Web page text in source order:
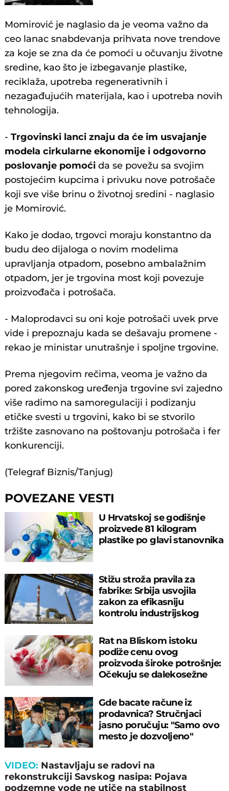
Momirović je naglasio da je veoma važno da
ceo lanac snabdevanja prihvata nove trendove
za koje se zna da će pomoći u očuvanju životne
sredine, kao što je izbegavanje plastike,
reciklaža, upotreba regenerativnih i
nezagađujućih materijala, kao i upotreba novih
tehnologija.
-Trgovinski lanci znaju da će im usvajanje
modela cirkularne ekonomije i odgovorno
poslovanje pomoći da se povežu sa svojim
postojećim kupcima i privuku nove potrošače
koji sve više brinu o životnoj sredini - naglasio
je Momirović.
Kako je dodao, trgovci moraju konstantno da
budu deo dijaloga o novim modelima
upravljanja otpadom, posebno ambalažnim
otpadom, jer je trgovina most koji povezuje
proizvođača i potrošača.
- Maloprodavci su oni koje potrošači uvek prve
vide i prepoznaju kada se dešavaju promene -
rekao je ministar unutrašnje i spoljne trgovine.
Prema njegovim rečima, veoma je važno da
pored zakonskog uređenja trgovine svi zajedno
više radimo na samoregulaciji i podizanju
etičke svesti u trgovini, kako bi se stvorilo
tržište zasnovano na poštovanju potrošača i fer
konkurenciji.
(Telegraf Biznis/Tanjug)
POVEZANE VESTI
U Hrvatskoj se godišnje
proizvede 81 kilogram
plastike po glavi stanovnika
Stižu stroža pravila za
fabrike: Srbija usvojila
zakon za efikasniju
kontrolu industrijskog
Rat na Bliskom istoku
podiže cenu ovog
proizvoda široke potrošnje:
Očekuju se dalekosežne
Gde bacate račune iz
prodavnica? Stručnjaci
jasno poručuju: "Samo ovo
mesto je dozvoljeno"
VIDEO: Nastavljaјu se radovi na
rekonstrukciјi Savskog nasipa: Poјava
podzemne vode ne utiče na stabilnost